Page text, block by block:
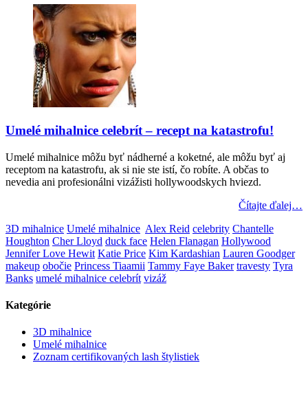
Umelé mihalnice celebrít – recept na katastrofu!
Umelé mihalnice môžu byť nádherné a koketné, ale môžu byť aj
receptom na katastrofu, ak si nie ste istí, čo robíte. A občas to
nevedia ani profesionálni vizážisti hollywoodskych hviezd.
Čítajte ďalej…
3D mihalnice Umelé mihalnice Alex Reid celebrity Chantelle
Houghton Cher Lloyd duck face Helen Flanagan Hollywood
Jennifer Love Hewit Katie Price Kim Kardashian Lauren Goodger
makeup obočie Princess Tiaamii Tammy Faye Baker travesty Tyra
Banks umelé mihalnice celebrít vizáž
Kategórie
3D mihalnice
Umelé mihalnice
Zoznam certifikovaných lash štylistiek